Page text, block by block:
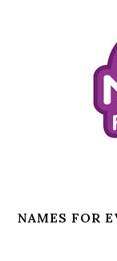
NAMES FOR